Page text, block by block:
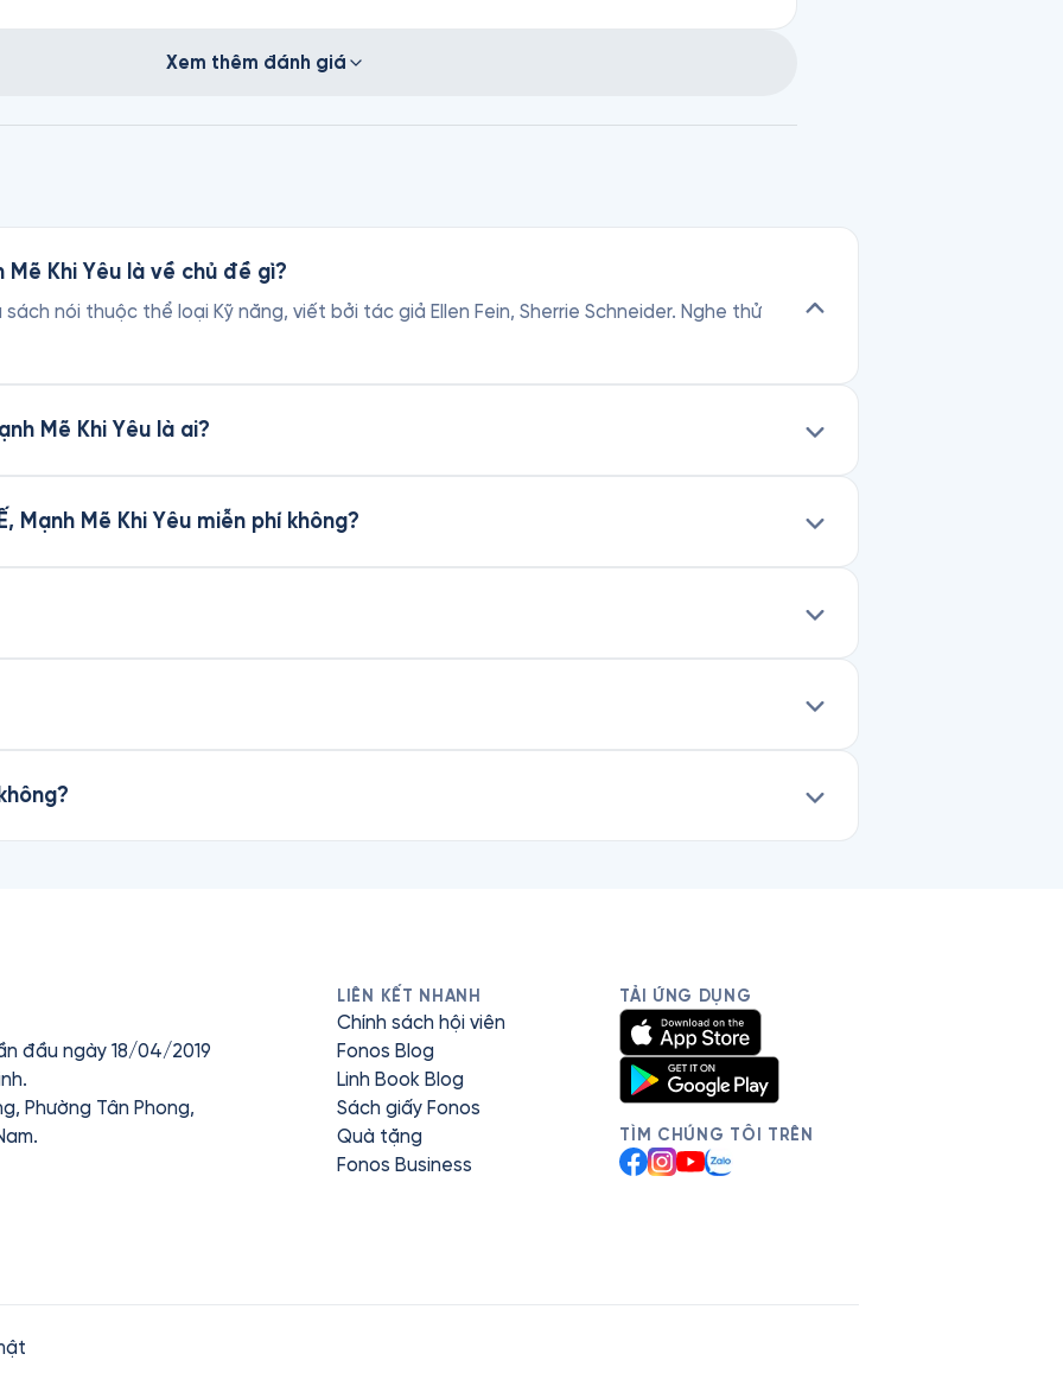
Xem thêm đánh giá
Mẽ Khi Yêu là về chủ đề gì?
sách nói thuộc thể loại Kỹ năng, viết bởi tác giả Ellen Fein, Sherrie Schneider. Nghe thử
Mẽ Khi Yêu là ai?
Mạnh Mẽ Khi Yêu miễn phí không?
đầu ngày 18/04/2019
Phường Tân Phong,
LIÊN KẾT NHANH
Chính sách hội viên
Fonos Blog
Linh Book Blog
Sách giấy Fonos
Quà tặng
Fonos Business
TẢI ỨNG DỤNG
TÌM CHÚNG TÔI TRÊN
Facebook
Instagram
YouTube
Zalo